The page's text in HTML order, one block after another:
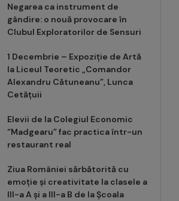
Negarea ca instrument de
gândire: o nouă provocare în
Clubul Exploratorilor de Sensuri
1 Decembrie – Expoziție de Artă
la Liceul Teoretic „Comandor
Alexandru Cătuneanu”, Lunca
Cetățuii
Elevii de la Colegiul Economic
“Madgearu” fac practica într-un
restaurant real
Ziua României sărbătorită cu
emoție și creativitate la clasele a
III-a A și a III-a B de la Școala